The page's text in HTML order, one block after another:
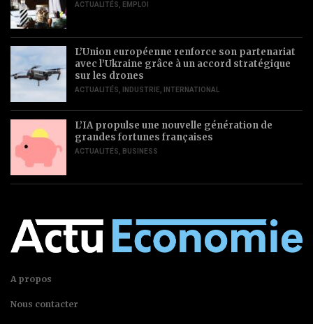
ACTUALITÉS, EMPLOI
L’Union européenne renforce son partenariat
avec l’Ukraine grâce à un accord stratégique
sur les drones
ACTUALITÉS, INDUSTRIE, INTERNATIONAL
L’IA propulse une nouvelle génération de
grandes fortunes françaises
ACTUALITÉS, BUSINESS
A propos
Nous contacter